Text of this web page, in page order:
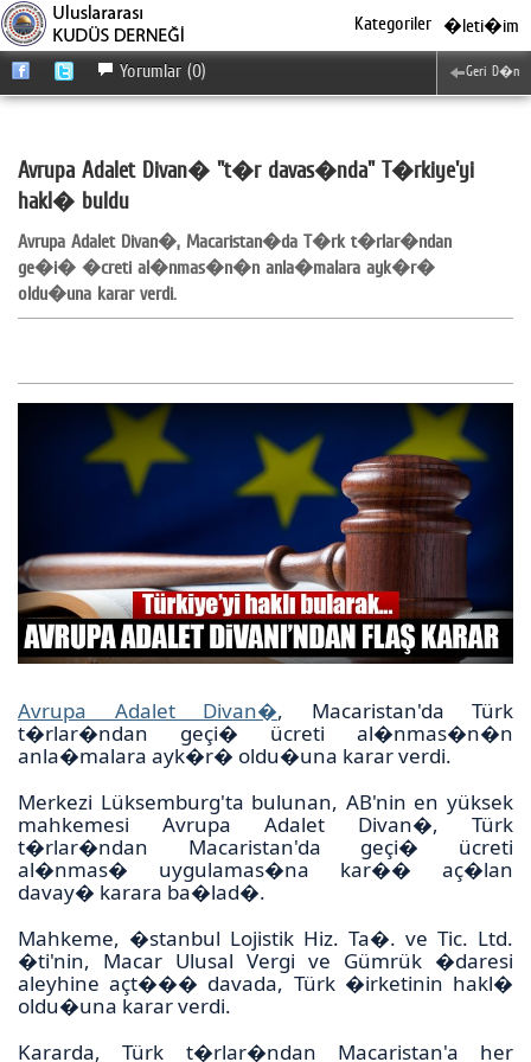
�leti�im
Kategoriler
Avrupa Adalet Divan� "t�r davas�nda" T�rkiye'yi
hakl� buldu
Avrupa Adalet Divan�, Macaristan�da T�rk t�rlar�ndan
ge�i� �creti al�nmas�n�n anla�malara ayk�r�
oldu�una karar verdi.
Avrupa Adalet Divan�, Macaristan'da Türk
t�rlar�ndan geçi� ücreti al�nmas�n�n
anla�malara ayk�r� oldu�una karar verdi.
Merkezi Lüksemburg'ta bulunan, AB'nin en yüksek
mahkemesi Avrupa Adalet Divan�, Türk
t�rlar�ndan Macaristan'da geçi� ücreti
al�nmas� uygulamas�na kar�� aç�lan
davay� karara ba�lad�.
Mahkeme, �stanbul Lojistik Hiz. Ta�. ve Tic. Ltd.
�ti'nin, Macar Ulusal Vergi ve Gümrük �daresi
aleyhine açt��� davada, Türk �irketinin hakl�
oldu�una karar verdi.
Kararda, Türk t�rlar�ndan Macaristan'a her
Geri D�n
Yorumlar (0)